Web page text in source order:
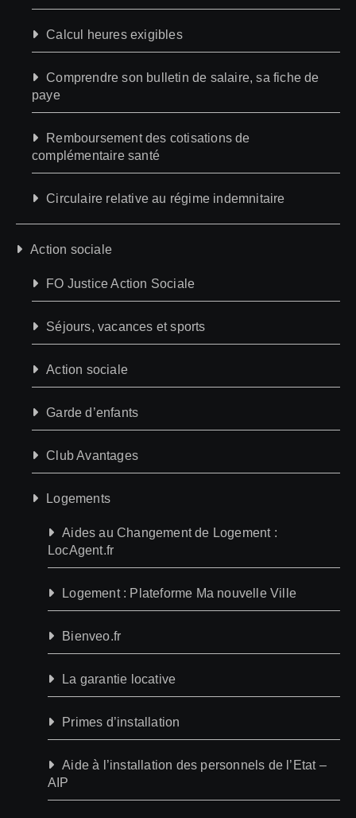
Calcul heures exigibles
Comprendre son bulletin de salaire, sa fiche de
paye
Remboursement des cotisations de
complémentaire santé
Circulaire relative au régime indemnitaire
Action sociale
FO Justice Action Sociale
Séjours, vacances et sports
Action sociale
Garde d’enfants
Club Avantages
Logements
Aides au Changement de Logement :
LocAgent.fr
Logement : Plateforme Ma nouvelle Ville
Bienveo.fr
La garantie locative
Primes d’installation
Aide à l’installation des personnels de l’Etat –
AIP